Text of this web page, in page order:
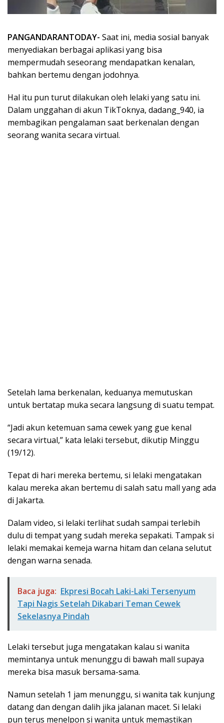
PANGANDARANTODAY- Saat ini, media sosial banyak
menyediakan berbagai aplikasi yang bisa
mempermudah seseorang mendapatkan kenalan,
bahkan bertemu dengan jodohnya.
Hal itu pun turut dilakukan oleh lelaki yang satu ini.
Dalam unggahan di akun TikToknya, dadang_940, ia
membagikan pengalaman saat berkenalan dengan
seorang wanita secara virtual.
Setelah lama berkenalan, keduanya memutuskan
untuk bertatap muka secara langsung di suatu tempat.
“Jadi akun ketemuan sama cewek yang gue kenal
secara virtual,” kata lelaki tersebut, dikutip Minggu
(19/12).
Tepat di hari mereka bertemu, si lelaki mengatakan
kalau mereka akan bertemu di salah satu mall yang ada
di Jakarta.
Dalam video, si lelaki terlihat sudah sampai terlebih
dulu di tempat yang sudah mereka sepakati. Tampak si
lelaki memakai kemeja warna hitam dan celana selutut
dengan warna senada.
Baca juga: Ekpresi Bocah Laki-Laki Tersenyum
Tapi Nagis Setelah Dikabari Teman Cewek
Sekelasnya Pindah
Lelaki tersebut juga mengatakan kalau si wanita
memintanya untuk menunggu di bawah mall supaya
mereka bisa masuk bersama-sama.
Namun setelah 1 jam menunggu, si wanita tak kunjung
datang dan dengan dalih jika jalanan macet. Si lelaki
pun terus menelpon si wanita untuk memastikan